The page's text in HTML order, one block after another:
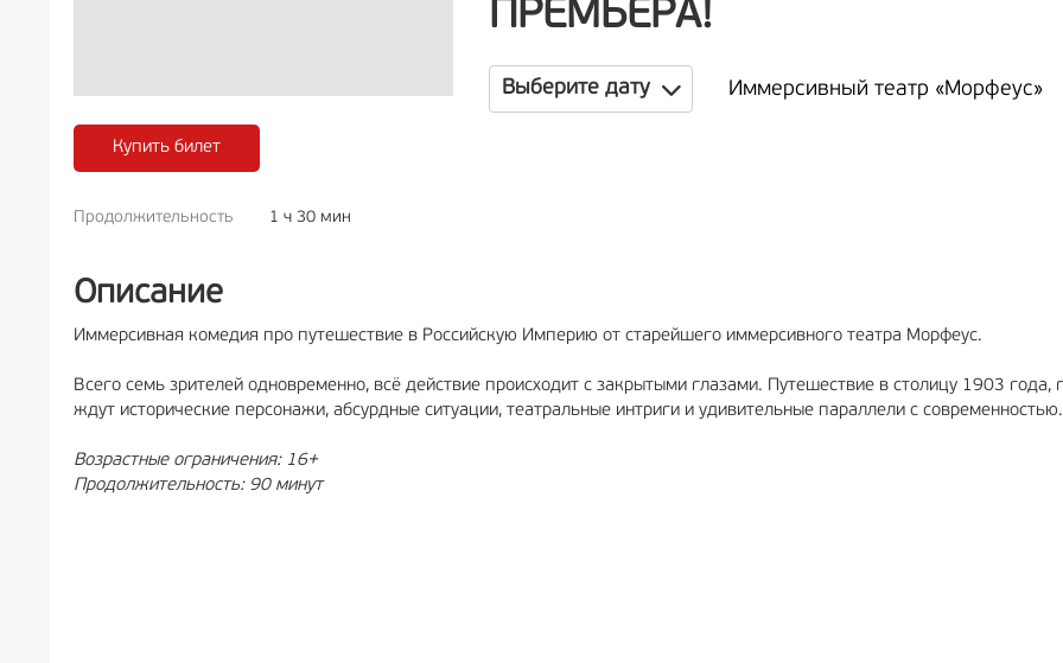
ПРЕМЬЕРА!
Выберите дату Иммерсивный театр «Морфеус»
Купить билет
Продолжительность 1 ч 30 мин
Описание
Иммерсивная комедия про путешествие в Российскую Империю от старейшего иммерсивного театра Морфеус.
Всего семь зрителей одновременно, всё действие происходит с закрытыми глазами. Путешествие в столицу 1903 года,
ждут исторические персонажи, абсурдные ситуации, театральные интриги и удивительные параллели с современностью.
Возрастные ограничения: 16+
Продолжительность: 90 минут